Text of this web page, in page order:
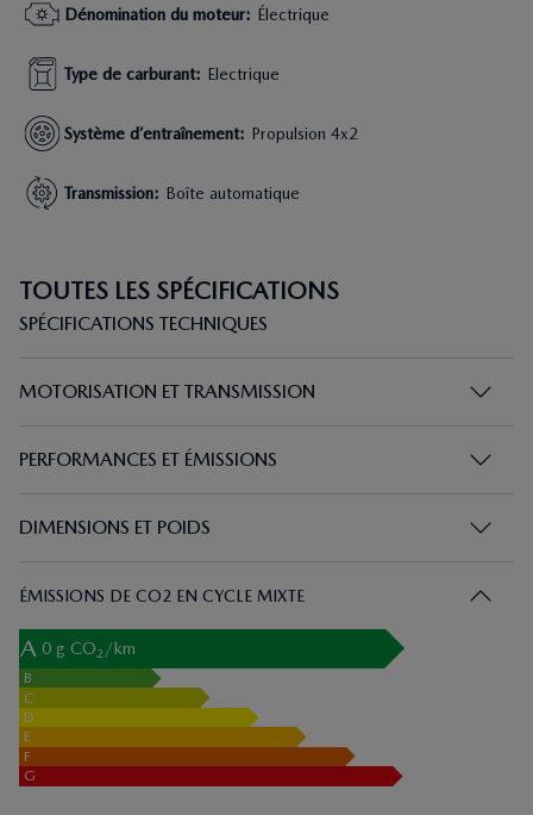
Dénomination du moteur: Électrique
Type de carburant: Electrique
Système d’entraînement: Propulsion 4x2
Transmission: Boîte automatique
TOUTES LES SPÉCIFICATIONS
SPÉCIFICATIONS TECHNIQUES
MOTORISATION ET TRANSMISSION
PERFORMANCES ET ÉMISSIONS
DIMENSIONS ET POIDS
ÉMISSIONS DE CO2 EN CYCLE MIXTE
A 0 g CO2/km
B
C
D
E
F
G